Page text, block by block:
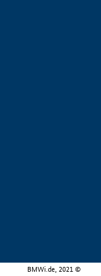
BMWi.de, 2021 ©